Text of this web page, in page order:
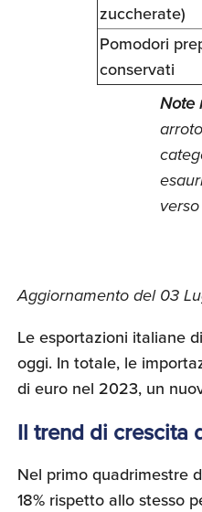
zuccherate)
Pomodori
conservati
Note
Aggiornamento del 03
Le esportazioni italiane
oggi. In totale, le
di euro nel 2023, un
Il trend di crescita
Nel primo quadrimestre
18% rispetto allo stesso